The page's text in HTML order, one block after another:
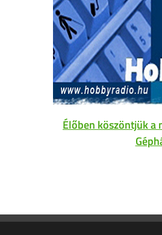
Élőben köszöntjük a